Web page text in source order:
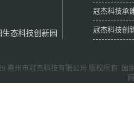
态科技创新园
冠杰科技承
冠杰科技创
惠州市冠杰科技有限公司
版权所有 国